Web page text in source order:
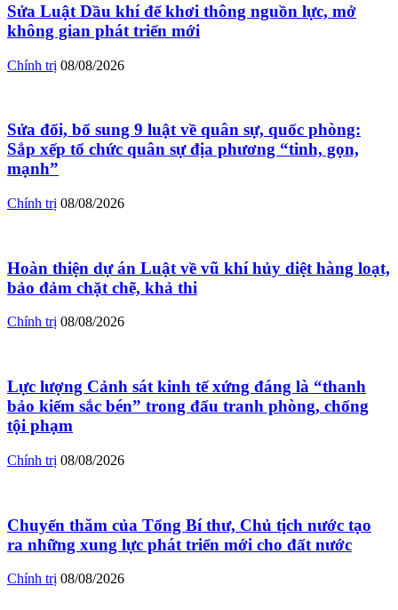
Sửa Luật Dầu khí để khơi thông nguồn lực, mở
không gian phát triển mới
Chính trị 08/08/2026
Sửa đổi, bổ sung 9 luật về quân sự, quốc phòng:
Sắp xếp tổ chức quân sự địa phương “tinh, gọn,
mạnh”
Chính trị 08/08/2026
Hoàn thiện dự án Luật về vũ khí hủy diệt hàng loạt,
bảo đảm chặt chẽ, khả thi
Chính trị 08/08/2026
Lực lượng Cảnh sát kinh tế xứng đáng là “thanh
bảo kiếm sắc bén” trong đấu tranh phòng, chống
tội phạm
Chính trị 08/08/2026
Chuyến thăm của Tổng Bí thư, Chủ tịch nước tạo
ra những xung lực phát triển mới cho đất nước
Chính trị 08/08/2026